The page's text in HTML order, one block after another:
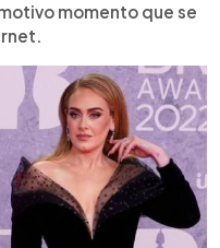
momento que se